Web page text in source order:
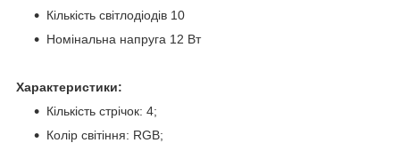
Кількість світлодіодів 10
Номінальна напруга 12 Вт
Характеристики:
Кількість стрічок: 4;
Колір світіння: RGB;